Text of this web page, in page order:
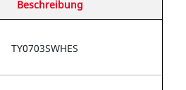
Beschreibung
TY0703SWHES